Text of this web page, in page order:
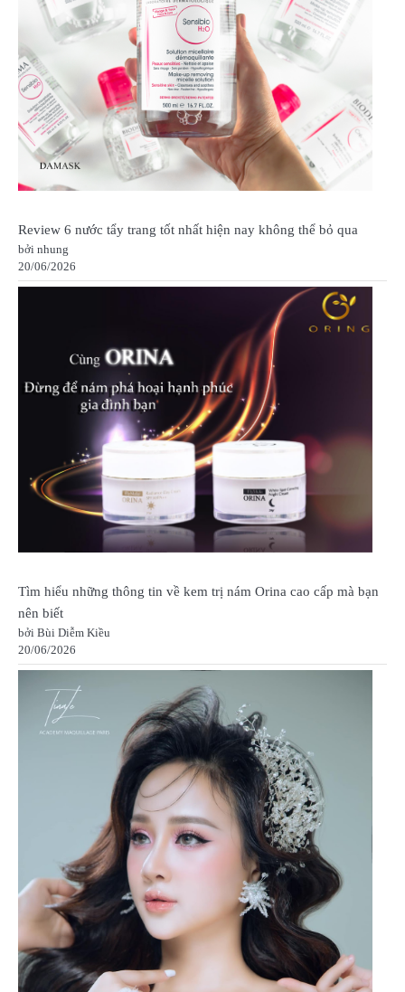
Review 6 nước tẩy trang tốt nhất hiện nay không thể bỏ qua
bởi nhung
20/06/2026
Tìm hiểu những thông tin về kem trị nám Orina cao cấp mà bạn
nên biết
bởi Bùi Diễm Kiều
20/06/2026